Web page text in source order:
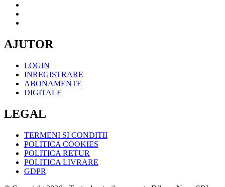
AJUTOR
LOGIN
INREGISTRARE
ABONAMENTE
DIGITALE
LEGAL
TERMENI SI CONDITII
POLITICA COOKIES
POLITICA RETUR
POLITICA LIVRARE
GDPR